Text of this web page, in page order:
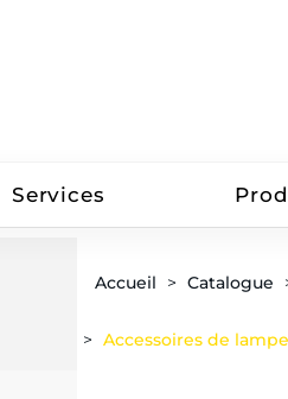
Services
Accueil Catalogue
Accessoires de